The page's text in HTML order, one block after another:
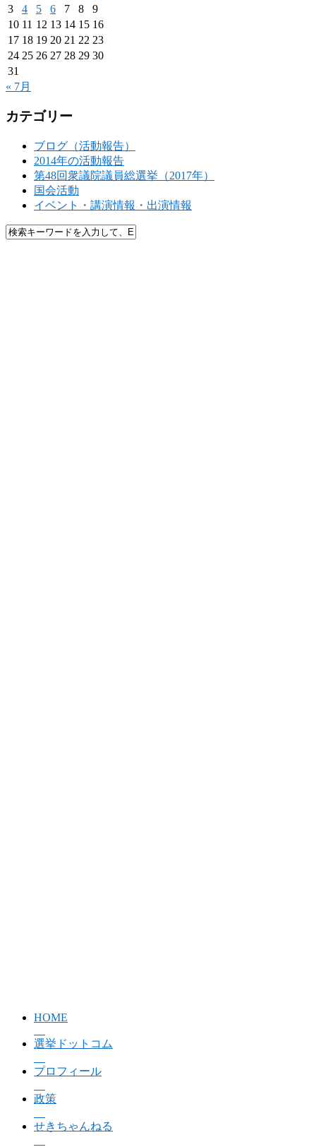
3
4 5 6 7 8
9
10 11 12 13 14 15 16
17 18 19 20 21 22 23
24 25 26 27 28 29 30
31
« 7月
カテゴリー
ブログ（活動報告）
2014年の活動報告
第48回衆議院議員総選挙（2017年）
国会活動
イベント・講演情報・出演情報
HOME
選挙ドットコム
プロフィール
政策
せきちゃんねる